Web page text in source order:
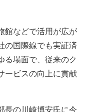
館などで活用が広が
の国際線でも実証済
る場面で、従来のク
ービスの向上に貢献
長の川崎博安氏に今